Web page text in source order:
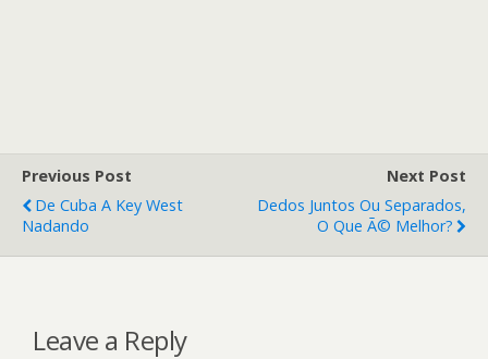
Previous Post
De Cuba A Key West
Nadando
Next Post
Dedos Juntos Ou Separados,
O Que Ã© Melhor?
Leave a Reply